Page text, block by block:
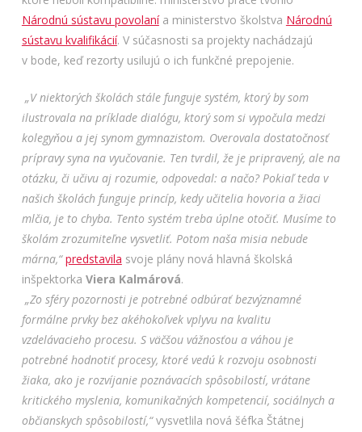
Národnú sústavu povolanía ministerstvo školstva Národnú
sústavu kvalifikácií. V súčasnosti sa projekty nachádzajú
v bode, keď rezorty usilujú o ich funkčné prepojenie.
„V niektorých školách stále funguje systém, ktorý by som
ilustrovala na príklade dialógu, ktorý som si vypočula medzi
kolegyňou a jej synom gymnazistom. Overovala dostatočnosť
prípravy syna na vyučovanie. Ten tvrdil, že je pripravený, ale na
otázku, či učivu aj rozumie, odpovedal: a načo? Pokiaľ teda v
našich školách funguje princíp, kedy učitelia hovoria a žiaci
mlčia, je to chyba. Tento systém treba úplne otočiť. Musíme to
školám zrozumiteľne vysvetliť. Potom naša misia nebude
márna,“ predstavila svoje plány nová hlavná školská
inšpektorka Viera Kalmárová.
„Zo sféry pozornosti je potrebné odbúrať bezvýznamné
formálne prvky bez akéhokoľvek vplyvu na kvalitu
vzdelávacieho procesu. S väčšou vážnosťou a váhou je
potrebné hodnotiť procesy, ktoré vedú k rozvoju osobnosti
žiaka, ako je rozvíjanie poznávacích spôsobilostí, vrátane
kritického myslenia, komunikačných kompetencií, sociálnych a
občianskych spôsobilostí,“vysvetlila nová šéfka Štátnej